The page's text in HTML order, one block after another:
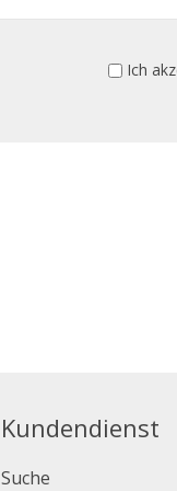
Ich
Kundendienst
Suche